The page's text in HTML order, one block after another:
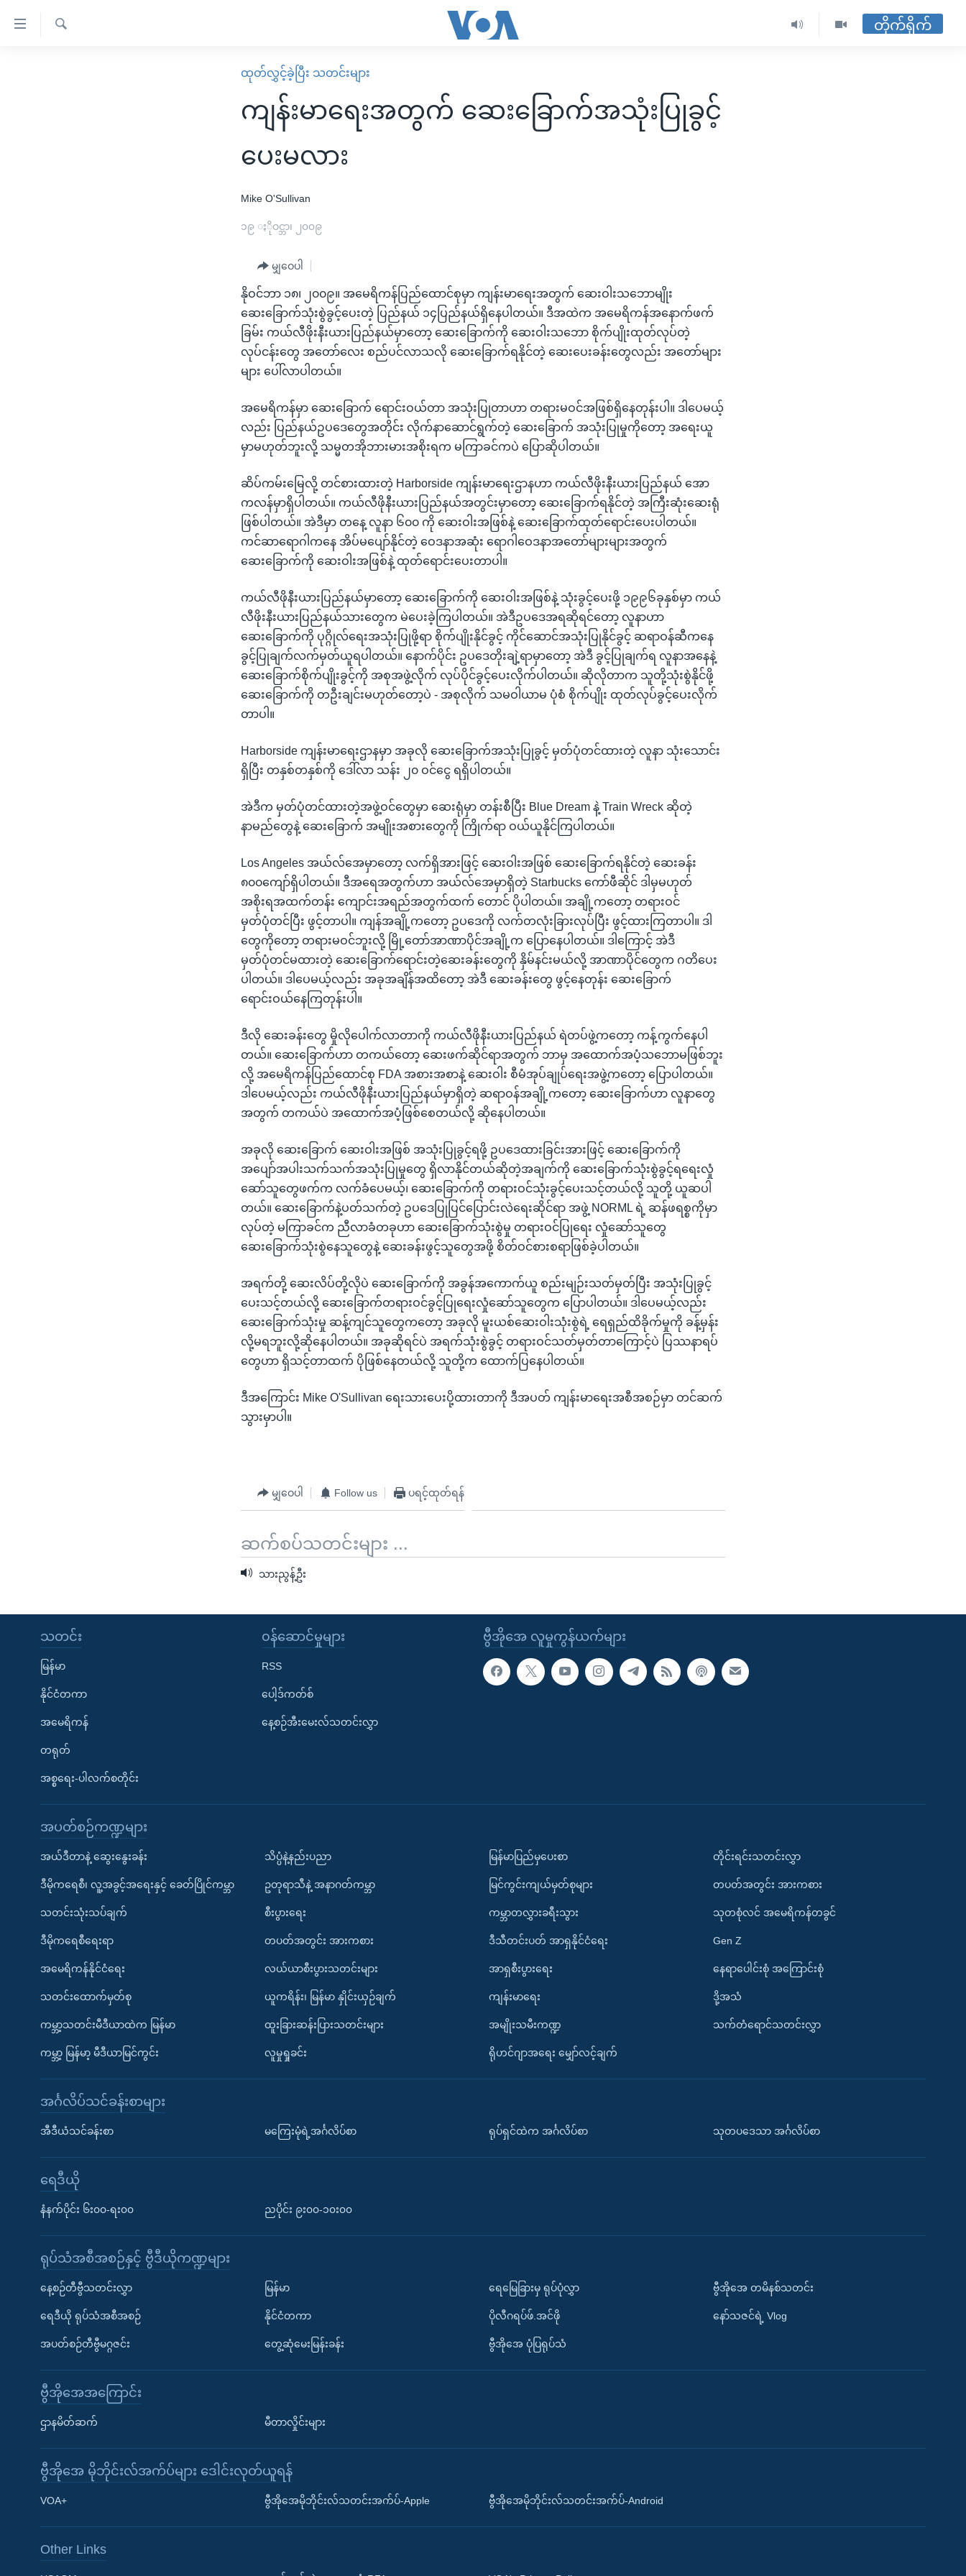
Learning English
တိုက်ရိုက်
ထုတ်လွှင့်ခဲ့ပြီး သတင်းများ
ကျန်းမာရေးအတွက် ဆေးခြောက်အသုံးပြုခွင့်
ပေးမလား
Mike O'Sullivan
၁၉ ႏိုဝင္ဘာ၊ ၂၀၀၉
မျှဝေပါ
နိုဝင်ဘာ ၁၈၊ ၂၀၀၉။ အမေရိကန်ပြည်ထောင်စုမှာ ကျန်းမာရေးအတွက် ဆေးဝါးသဘောမျိုး
ဆေးခြောက်သုံးစွဲခွင့်ပေးတဲ့ ပြည်နယ် ၁၄ပြည်နယ်ရှိနေပါတယ်။ ဒီအထဲက အမေရိကန်အနောက်ဖက်
ခြမ်း ကယ်လီဖိုးနီးယားပြည်နယ်မှာတော့ ဆေးခြောက်ကို ဆေးဝါးသဘော စိုက်ပျိုးထုတ်လုပ်တဲ့
လုပ်ငန်းတွေ အတော်လေး စည်ပင်လာသလို ဆေးခြောက်ရနိုင်တဲ့ ဆေးပေးခန်းတွေလည်း အတော်များ
များ ပေါ်လာပါတယ်။
အမေရိကန်မှာ ဆေးခြောက် ရောင်းဝယ်တာ အသုံးပြုတာဟာ တရားမဝင်အဖြစ်ရှိနေတုန်းပါ။ ဒါပေမယ့်
လည်း ပြည်နယ်ဥပဒေတွေအတိုင်း လိုက်နာဆောင်ရွက်တဲ့ ဆေးခြောက် အသုံးပြုမှုကိုတော့ အရေးယူ
မှာမဟုတ်ဘူးလို့ သမ္မတအိုဘားမားအစိုးရက မကြာခင်ကပဲ ပြောဆိုပါတယ်။
ဆိပ်ကမ်းမြေလို့ တင်စားထားတဲ့ Harborside ကျန်းမာရေးဌာနဟာ ကယ်လီဖိုးနီးယားပြည်နယ် အော
ကလန်မှာရှိပါတယ်။ ကယ်လီဖိုနီးယားပြည်နယ်အတွင်းမှာတော့ ဆေးခြောက်ရနိုင်တဲ့ အကြီးဆုံးဆေးရုံ
ဖြစ်ပါတယ်။ အဲဒီမှာ တနေ့ လူနာ ၆၀၀ ကို ဆေးဝါးအဖြစ်နဲ့ ဆေးခြောက်ထုတ်ရောင်းပေးပါတယ်။
ကင်ဆာရောဂါကနေ အိပ်မပျော်နိုင်တဲ့ ဝေဒနာအဆုံး ရောဂါဝေဒနာအတော်များများအတွက်
ဆေးခြောက်ကို ဆေးဝါးအဖြစ်နဲ့ ထုတ်ရောင်းပေးတာပါ။
ကယ်လီဖိုနီးယားပြည်နယ်မှာတော့ ဆေးခြောက်ကို ဆေးဝါးအဖြစ်နဲ့ သုံးခွင့်ပေးဖို့ ၁၉၉၆ခုနှစ်မှာ ကယ်
လီဖိုးနီးယားပြည်နယ်သားတွေက မဲပေးခဲ့ကြပါတယ်။ အဲဒီဥပဒေအရဆိုရင်တော့ လူနာဟာ
ဆေးခြောက်ကို ပုဂ္ဂိုလ်ရေးအသုံးပြုဖို့ရာ စိုက်ပျိုးနိုင်ခွင့် ကိုင်ဆောင်အသုံးပြုနိုင်ခွင့် ဆရာဝန်ဆီကနေ
ခွင့်ပြုချက်လက်မှတ်ယူရပါတယ်။ နောက်ပိုင်း ဥပဒေတိုးချဲ့ရာမှာတော့ အဲဒီ ခွင့်ပြုချက်ရ လူနာအနေနဲ့
ဆေးခြောက်စိုက်ပျိုးခွင့်ကို အစုအဖွဲ့လိုက် လုပ်ပိုင်ခွင့်ပေးလိုက်ပါတယ်။ ဆိုလိုတာက သူတို့သုံးစွဲနိုင်ဖို့
ဆေးခြောက်ကို တဦးချင်းမဟုတ်တော့ပဲ - အစုလိုက် သမဝါယာမ ပုံစံ စိုက်ပျိုး ထုတ်လုပ်ခွင့်ပေးလိုက်
တာပါ။
Harborside ကျန်းမာရေးဌာနမှာ အခုလို ဆေးခြောက်အသုံးပြုခွင့် မှတ်ပုံတင်ထားတဲ့ လူနာ သုံးသောင်း
ရှိပြီး တနှစ်တနှစ်ကို ဒေါ်လာ သန်း ၂၀ ဝင်ငွေ ရရှိပါတယ်။
အဲဒီက မှတ်ပုံတင်ထားတဲ့အဖွဲ့ဝင်တွေမှာ ဆေးရုံမှာ တန်းစီပြီး Blue Dream နဲ့ Train Wreck ဆိုတဲ့
နာမည်တွေနဲ့ ဆေးခြောက် အမျိုးအစားတွေကို ကြိုက်ရာ ဝယ်ယူနိုင်ကြပါတယ်။
Los Angeles အယ်လ်အေမှာတော့ လက်ရှိအားဖြင့် ဆေးဝါးအဖြစ် ဆေးခြောက်ရနိုင်တဲ့ ဆေးခန်း
၈၀၀ကျော်ရှိပါတယ်။ ဒီအရေအတွက်ဟာ အယ်လ်အေမှာရှိတဲ့ Starbucks ကော်ဖီဆိုင် ဒါမှမဟုတ်
အစိုးရအထက်တန်း ကျောင်းအရည်အတွက်ထက် တောင် ပိုပါတယ်။ အချို့ကတော့ တရားဝင်
မှတ်ပုံတင်ပြီး ဖွင့်တာပါ။ ကျန်အချို့ကတော့ ဥပဒေကို လက်တလုံးခြားလုပ်ပြီး ဖွင့်ထားကြတာပါ။ ဒါ
တွေကိုတော့ တရားမဝင်ဘူးလို့ မြို့တော်အာဏာပိုင်အချို့က ပြောနေပါတယ်။ ဒါကြောင့် အဲဒီ
မှတ်ပုံတင်မထားတဲ့ ဆေးခြောက်ရောင်းတဲ့ဆေးခန်းတွေကို နှိမ်နင်းမယ်လို့ အာဏာပိုင်တွေက ဂတိပေး
ပါတယ်။ ဒါပေမယ့်လည်း အခုအချိန်အထိတော့ အဲဒီ ဆေးခန်းတွေ ဖွင့်နေတုန်း ဆေးခြောက်
ရောင်းဝယ်နေကြတုန်းပါ။
ဒီလို ဆေးခန်းတွေ မှိုလိုပေါက်လာတာကို ကယ်လီဖိုနီးယားပြည်နယ် ရဲတပ်ဖွဲ့ကတော့ ကန့်ကွက်နေပါ
တယ်။ ဆေးခြောက်ဟာ တကယ်တော့ ဆေးဖက်ဆိုင်ရာအတွက် ဘာမှ အထောက်အပံ့သဘောမဖြစ်ဘူး
လို့ အမေရိကန်ပြည်ထောင်စု FDA အစားအစာနဲ့ ဆေးဝါး စီမံအုပ်ချုပ်ရေးအဖွဲ့ကတော့ ပြောပါတယ်။
ဒါပေမယ့်လည်း ကယ်လီဖိုနီးယားပြည်နယ်မှာရှိတဲ့ ဆရာဝန်အချို့ကတော့ ဆေးခြောက်ဟာ လူနာတွေ
အတွက် တကယ်ပဲ အထောက်အပံ့ဖြစ်စေတယ်လို့ ဆိုနေပါတယ်။
အခုလို ဆေးခြောက် ဆေးဝါးအဖြစ် အသုံးပြုခွင့်ရဖို့ ဥပဒေထားခြင်းအားဖြင့် ဆေးခြောက်ကို
အပျော်အပါးသက်သက်အသုံးပြုမှုတွေ ရှိလာနိုင်တယ်ဆိုတဲ့အချက်ကို ဆေးခြောက်သုံးစွဲခွင့်ရရေးလှုံ
ဆော်သူတွေဖက်က လက်ခံပေမယ့်၊ ဆေးခြောက်ကို တရားဝင်သုံးခွင့်ပေးသင့်တယ်လို့ သူတို့ ယူဆပါ
တယ်။ ဆေးခြောက်နဲ့ပတ်သက်တဲ့ ဥပဒေပြုပြင်ပြောင်းလဲရေးဆိုင်ရာ အဖွဲ့ NORML ရဲ့ ဆန်ဖရစ္စကိုမှာ
လုပ်တဲ့ မကြာခင်က ညီလာခံတခုဟာ ဆေးခြောက်သုံးစွဲမှု တရားဝင်ပြုရေး လှုံဆော်သူတွေ
ဆေးခြောက်သုံးစွဲနေသူတွေနဲ့ ဆေးခန်းဖွင့်သူတွေအဖို့ စိတ်ဝင်စားစရာဖြစ်ခဲ့ပါတယ်။
အရက်တို့ ဆေးလိပ်တို့လိုပဲ ဆေးခြောက်ကို အခွန်အကောက်ယူ စည်းမျဉ်းသတ်မှတ်ပြီး အသုံးပြုခွင့်
ပေးသင့်တယ်လို့ ဆေးခြောက်တရားဝင်ခွင့်ပြုရေးလှုံဆော်သူတွေက ပြောပါတယ်။ ဒါပေမယ့်လည်း
ဆေးခြောက်သုံးမှု ဆန့်ကျင်သူတွေကတော့ အခုလို မူးယစ်ဆေးဝါးသုံးစွဲရဲ့ ရေရှည်ထိခိုက်မှုကို ခန့်မှန်း
လို့မရဘူးလို့ဆိုနေပါတယ်။ အခုဆိုရင်ပဲ အရက်သုံးစွဲခွင့် တရားဝင်သတ်မှတ်တာကြောင့်ပဲ ပြဿနာရပ်
တွေဟာ ရှိသင့်တာထက် ပိုဖြစ်နေတယ်လို့ သူတို့က ထောက်ပြနေပါတယ်။
ဒီအကြောင်း Mike O'Sullivan ရေးသားပေးပို့ထားတာကို ဒီအပတ် ကျန်းမာရေးအစီအစဉ်မှာ တင်ဆက်
သွားမှာပါ။
မျှဝေပါ Follow us ပရင့်ထုတ်ရန်
ဆက်စပ်သတင်းများ ...
သားညွန့်ဦး
ဗွီအိုအေ လူမှုကွန်ယက်များ
သတင်း
မြန်မာ
နိုင်ငံတကာ
အမေရိကန်
တရုတ်
အစ္စရေး-ပါလက်စတိုင်း
၀န်ဆောင်မှုများ
RSS
ပေါ့ဒ်ကတ်စ်
နေ့စဉ်အီးမေးလ်သတင်းလွှာ
အပတ်စဉ်ကဏ္ဍများ
အယ်ဒီတာနဲ့ ဆွေးနွေးခန်း
ဒီမိုကရေစီ၊ လူ့အခွင့်အရေးနှင့် ခေတ်ပြိုင်ကမ္ဘာ
သတင်းသုံးသပ်ချက်
ဒီမိုကရေစီရေးရာ
အမေရိကန်နိုင်ငံရေး
သတင်းထောက်မှတ်စု
ကမ္ဘာ့သတင်းမီဒီယာထဲက မြန်မာ
ကမ္ဘာ့ မြန်မာ့ မီဒီယာမြင်ကွင်း
သိပ္ပံနဲ့နည်းပညာ
ဥတုရာသီနဲ့ အနာဂတ်ကမ္ဘာ
စီးပွားရေး
တပတ်အတွင်း အားကစား
လယ်ယာစီးပွားသတင်းများ
ယူကရိန်း၊ မြန်မာ နှိုင်းယှဉ်ချက်
ထူးခြားဆန်းပြားသတင်းများ
လူမှုရှုခင်း
မြန်မာပြည်မှပေးစာ
မြင်ကွင်းကျယ်မှတ်စုများ
ကမ္ဘာတလွှားခရီးသွား
ဒီသီတင်းပတ် အာရှနိုင်ငံရေး
အာရှစီးပွားရေး
ကျန်းမာရေး
အမျိုးသမီးကဏ္ဍ
ရိုဟင်ဂျာအရေး မျှော်လင့်ချက်
တိုင်းရင်းသတင်းလွှာ
တပတ်အတွင်း အားကစား
သုတစုံလင် အမေရိကန်တခွင်
Gen Z
နေရာပေါင်းစုံ အကြောင်းစုံ
ဒို့အသံ
သက်တံရောင်သတင်းလွှာ
အင်္ဂလိပ်သင်ခန်းစာများ
အီဒီယံသင်ခန်းစာ မကြေးမုံရဲ့အင်္ဂလိပ်စာ ရုပ်ရှင်ထဲက အင်္ဂလိပ်စာ သုတပဒေသာ အင်္ဂလိပ်စာ
ရေဒီယို
နံနက်ပိုင်း ၆း၀၀-ရး၀၀ ညပိုင်း ၉း၀၀-၁၀း၀၀
ရုပ်သံအစီအစဉ်နှင့် ဗွီဒီယိုကဏ္ဍများ
နေ့စဉ်တီဗွီသတင်းလွှာ
ရေဒီယို ရုပ်သံအစီအစဉ်
အပတ်စဉ်တီဗွီမဂ္ဂဇင်း
မြန်မာ
နိုင်ငံတကာ
တွေ့ဆုံမေးမြန်းခန်း
ရေမြေခြားမှ ရုပ်ပုံလွှာ
ပိုလီဂရပ်ဖ်.အင်ဖို
ဗွီအိုအေ ပုံပြရုပ်သံ
ဗွီအိုအေ တမိနစ်သတင်း
နော်သဇင်ရဲ့ Vlog
ဗွီအိုအေအကြောင်း
ဌာနမိတ်ဆက် မီတာလှိုင်းများ
ဗွီအိုအေ မိုဘိုင်းလ်အက်ပ်များ ဒေါင်းလုတ်ယူရန်
VOA+ ဗွီအိုအေမိုဘိုင်းလ်သတင်းအက်ပ်-Apple ဗွီအိုအေမိုဘိုင်းလ်သတင်းအက်ပ်-Android
Other Links